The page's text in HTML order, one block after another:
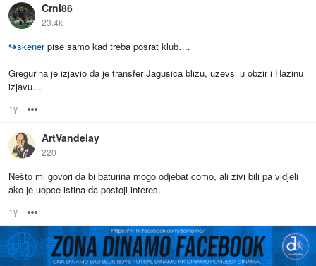
Crni86
23.4k
↪skenerpise samo kad treba posrat klub….
Gregurina je izjavio da je transfer Jagusica blizu, uzevsi u obzir i Hazinu
izjavu…
1y
ArtVandelay
220
Nešto mi govori da bi baturina mogo odjebat como, ali zivi bili pa vidjeli
ako je uopce istina da postoji interes.
1y